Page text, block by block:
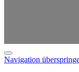
Navigation